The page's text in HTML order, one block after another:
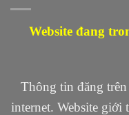
Website đang
Thông tin đăng
internet. Website giới